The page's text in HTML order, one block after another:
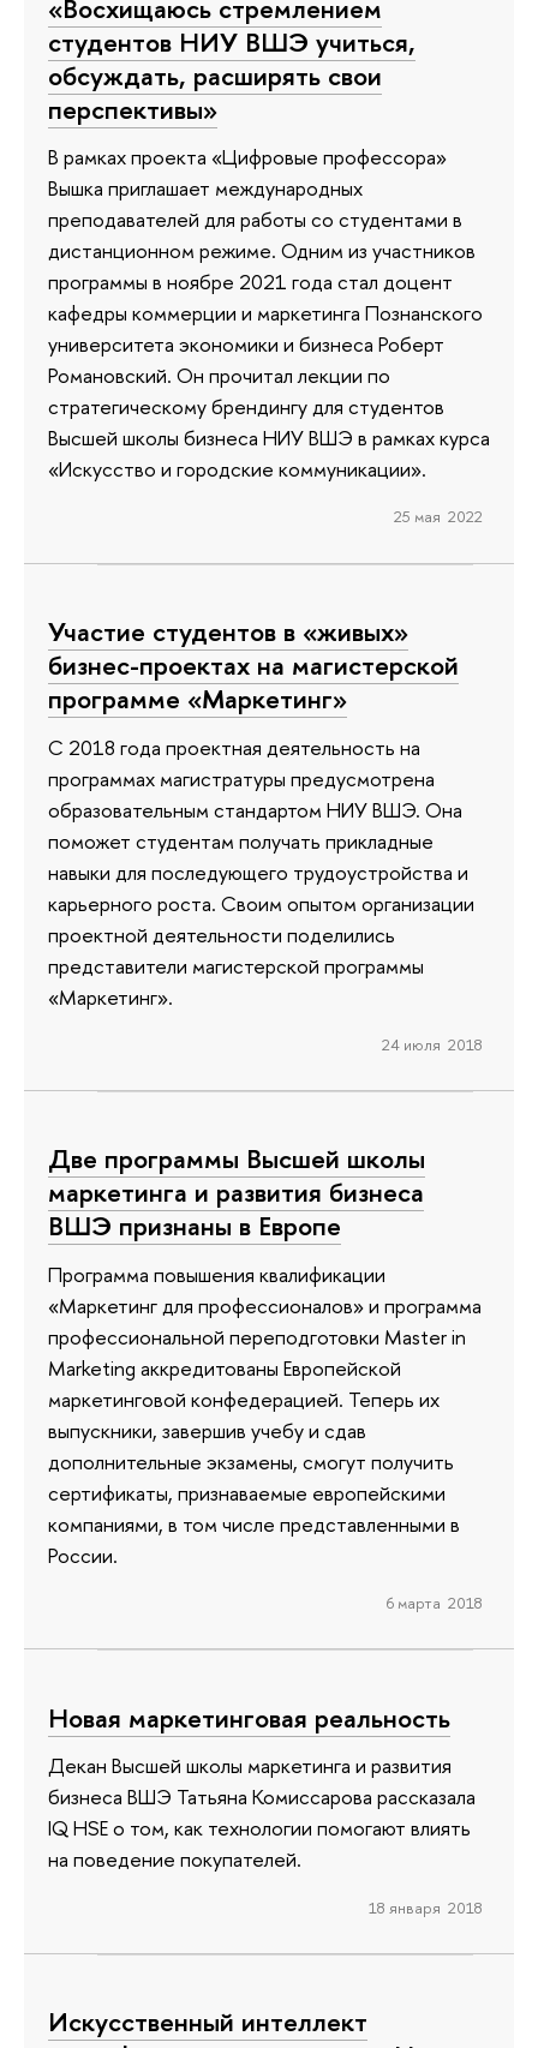
«Восхищаюсь стремлением
студентов НИУ ВШЭ учиться,
обсуждать, расширять свои
перспективы»
В рамках проекта «Цифровые профессора»
Вышка приглашает международных
преподавателей для работы со студентами в
дистанционном режиме. Одним из участников
программы в ноябре 2021 года стал доцент
кафедры коммерции и маркетинга Познанского
университета экономики и бизнеса Роберт
Романовский. Он прочитал лекции по
стратегическому брендингу для студентов
Высшей школы бизнеса НИУ ВШЭ в рамках курса
«Искусство и городские коммуникации».
25 мая 2022
Участие студентов в «живых»
бизнес-проектах на магистерской
программе «Маркетинг»
С 2018 года проектная деятельность на
программах магистратуры предусмотрена
образовательным стандартом НИУ ВШЭ. Она
поможет студентам получать прикладные
навыки для последующего трудоустройства и
карьерного роста. Своим опытом организации
проектной деятельности поделились
представители магистерской программы
«Маркетинг».
24 июля 2018
Две программы Высшей школы
маркетинга и развития бизнеса
ВШЭ признаны в Европе
Программа повышения квалификации
«Маркетинг для профессионалов» и программа
профессиональной переподготовки Master in
Marketing аккредитованы Европейской
маркетинговой конфедерацией. Теперь их
выпускники, завершив учебу и сдав
дополнительные экзамены, смогут получить
сертификаты, признаваемые европейскими
компаниями, в том числе представленными в
России.
6 марта 2018
Новая маркетинговая реальность
Декан Высшей школы маркетинга и развития
бизнеса ВШЭ Татьяна Комиссарова рассказала
IQ HSE о том, как технологии помогают влиять
на поведение покупателей.
18 января 2018
Искусственный интеллект